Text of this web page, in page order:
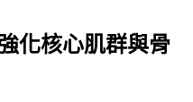
化核心肌群與骨